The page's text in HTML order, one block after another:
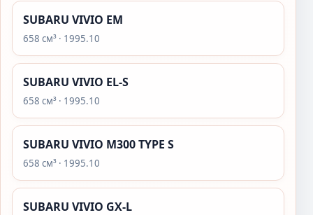
SUBARU VIVIO EM
658 см³ · 1995.10
SUBARU VIVIO EL-S
658 см³ · 1995.10
SUBARU VIVIO M300 TYPE S
658 см³ · 1995.10
SUBARU VIVIO GX-L